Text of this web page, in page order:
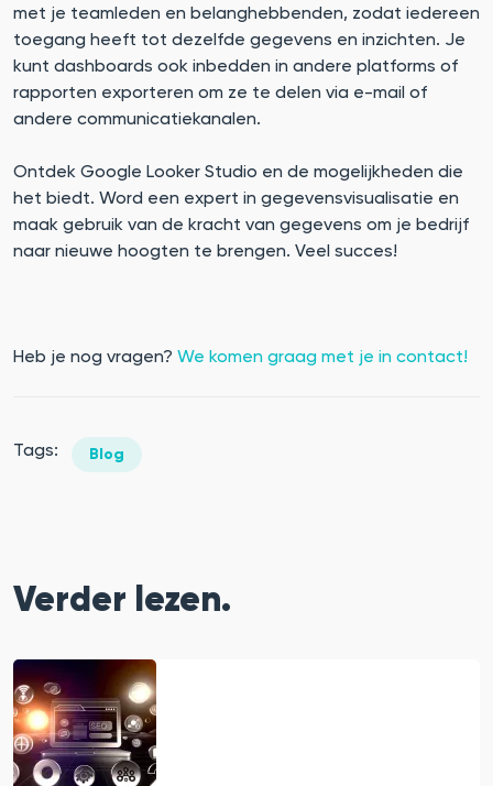
met je teamleden en belanghebbenden, zodat iedereen
toegang heeft tot dezelfde gegevens en inzichten. Je
kunt dashboards ook inbedden in andere platforms of
rapporten exporteren om ze te delen via e-mail of
andere communicatiekanalen.
Ontdek Google Looker Studio en de mogelijkheden die
het biedt. Word een expert in gegevensvisualisatie en
maak gebruik van de kracht van gegevens om je bedrijf
naar nieuwe hoogten te brengen. Veel succes!
Heb je nog vragen? We komen graag met je in contact!
Tags: Blog
Verder lezen.